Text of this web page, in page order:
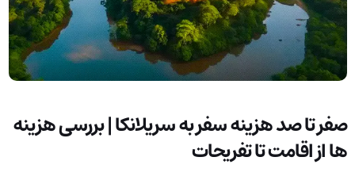
صفر تا صد هزینه سفر به سریلانکا | بررسی هزینه
ها از اقامت تا تفریحات